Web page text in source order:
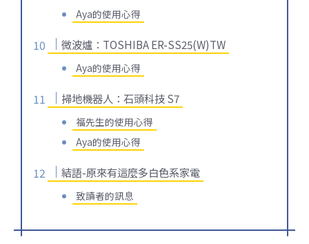
Aya的使用心得
微波爐：TOSHIBA ER-SS25(W)TW
Aya的使用心得
掃地機器人：石頭科技 S7
福先生的使用心得
Aya的使用心得
結語-原來有這麼多白色系家電
致讀者的訊息